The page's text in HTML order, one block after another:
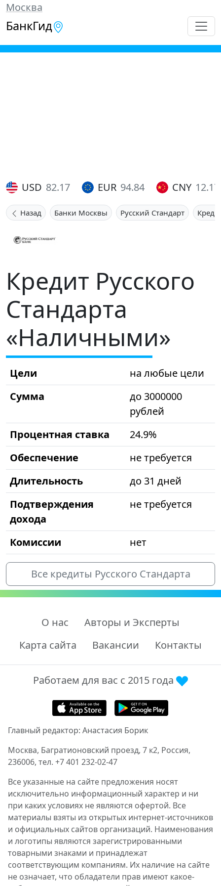
Москва
БанкГид
USD 82.17 EUR 94.84 CNY 12.17
Назад Банки Москвы Русский Стандарт
Кредит Русского
Стандарта
«Наличными»
Цели
на любые цели
Сумма
до 3000000
рублей
Процентная ставка
24.9%
Обеспечение
не требуется
Длительность
до 31 дней
Подтверждения
дохода
не требуется
Комиссии нет
Все кредиты Русского Стандарта
О нас
Авторы и Эксперты
Карта сайта
Вакансии Контакты
Работаем для вас с 2015 года
Главный редактор: Анастасия Борик
Москва, Багратионовский проезд, 7 к2, Россия,
236006, тел. +7 401 232-02-47
Все указанные на сайте предложения носят
исключительно информационный характер и ни
при каких условиях не являются офертой. Все
материалы взяты из открытых интернет-источников
и официальных сайтов организаций. Наименования
и логотипы являются зарегистрированными
товарными знаками и принадлежат
соответствующим компаниям. Их наличие на сайте
не означает, что обладатели прав имеют какое-